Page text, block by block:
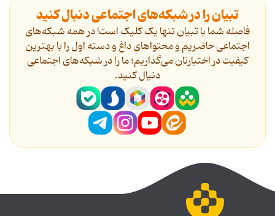
تبیان را در شبکه‌های اجتماعی دنبال کنید
فاصله شما با تبیان تنها یک کلیک است! در همه شبکه‌های
اجتماعی حاضریم و محتواهای داغ و دسته اول را با بهترین
کیفیت در اختیارتان می‌گذاریم؛ ما را در شبکه‌های اجتماعی
دنیال کنید.